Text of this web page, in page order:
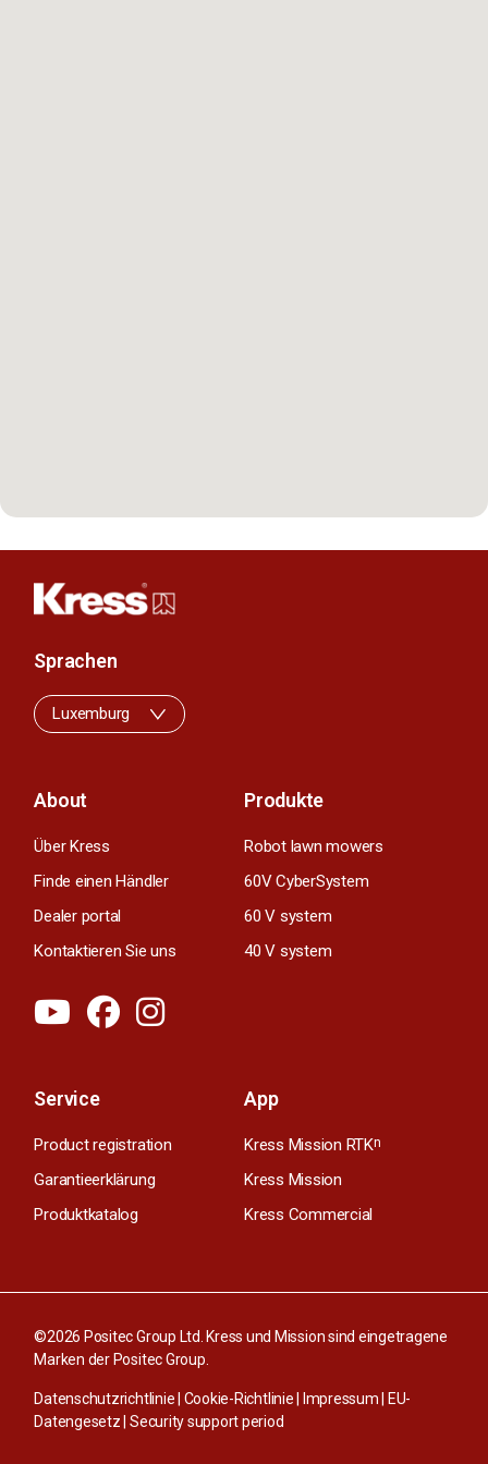
About
Über Kress
Finde einen Händler
Dealer portal
Kontaktieren Sie uns
Produkte
Robot lawn mowers
60V CyberSystem
60 V system
40 V system
Service
Product registration
Garantieerklärung
Produktkatalog
App
Kress Mission RTKn
Kress Mission
Kress Commercial
Sprachen
Luxemburg
©2026 Positec Group Ltd. Kress und Mission sind eingetragene
Marken der Positec Group.
Datenschutzrichtlinie Cookie-Richtlinie Impressum
EU-
Datengesetz |Security support period